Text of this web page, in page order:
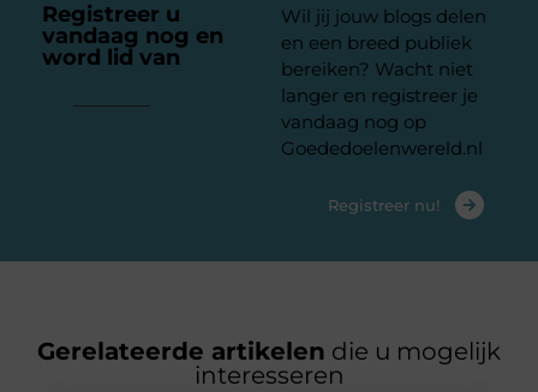
Registreer u
vandaag nog en
word lid van
Wil jij jouw blogs delen
en een breed publiek
bereiken? Wacht niet
langer en registreer je
vandaag nog op
Goededoelenwereld.nl
Registreer nu!
Gerelateerde artikelen die u mogelijk
interesseren